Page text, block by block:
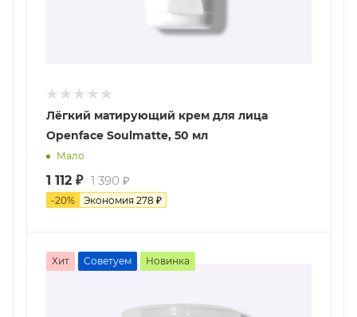
Лёгкий матирующий крем для лица
Openface Soulmatte, 50 мл
Мало
1 112 ₽ 1 390 ₽
-20% Экономия 278 ₽
Хит Советуем Новинка